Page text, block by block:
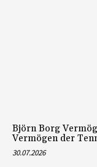
Björn Borg
Vermögen der
30.07.2026